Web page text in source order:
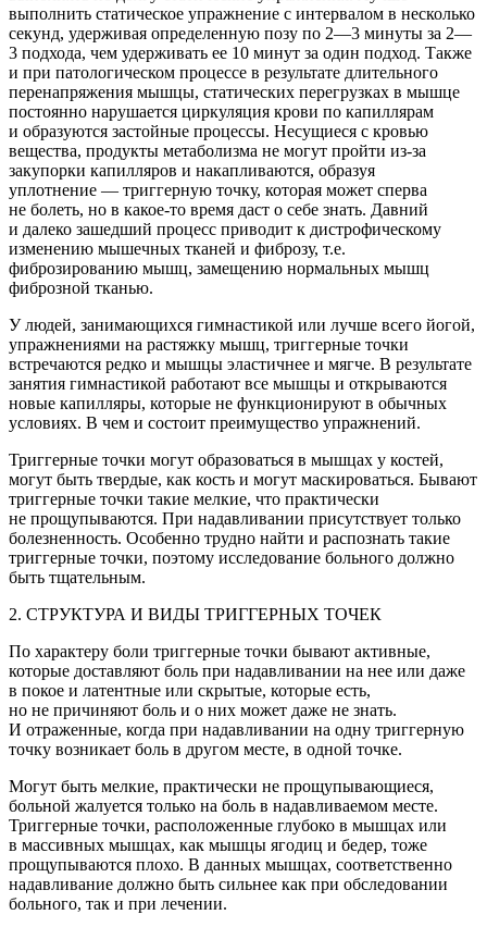
выполнить статическое упражнение с интервалом в несколько
секунд, удерживая определенную позу по 2—3 минуты за 2—
3 подхода, чем удерживать ее 10 минут за один подход. Также
и при патологическом процессе в результате длительного
перенапряжения мышцы, статических перегрузках в мышце
постоянно нарушается циркуляция крови по капиллярам
и образуются застойные процессы. Несущиеся с кровью
вещества, продукты метаболизма не могут пройти из-за
закупорки капилляров и накапливаются, образуя
уплотнение — триггерную точку, которая может сперва
не болеть, но в какое-то время даст о себе знать. Давний
и далеко зашедший процесс приводит к дистрофическому
изменению мышечных тканей и фиброзу, т.е.
фиброзированию мышц, замещению нормальных мышц
фиброзной тканью.
У людей, занимающихся гимнастикой или лучше всего йогой,
упражнениями на растяжку мышц, триггерные точки
встречаются редко и мышцы эластичнее и мягче. В результате
занятия гимнастикой работают все мышцы и открываются
новые капилляры, которые не функционируют в обычных
условиях. В чем и состоит преимущество упражнений.
Триггерные точки могут образоваться в мышцах у костей,
могут быть твердые, как кость и могут маскироваться. Бывают
триггерные точки такие мелкие, что практически
не прощупываются. При надавливании присутствует только
болезненность. Особенно трудно найти и распознать такие
триггерные точки, поэтому исследование больного должно
быть тщательным.
2. СТРУКТУРА И ВИДЫ ТРИГГЕРНЫХ ТОЧЕК
По характеру боли триггерные точки бывают активные,
которые доставляют боль при надавливании на нее или даже
в покое и латентные или скрытые, которые есть,
но не причиняют боль и о них может даже не знать.
И отраженные, когда при надавливании на одну триггерную
точку возникает боль в другом месте, в одной точке.
Могут быть мелкие, практически не прощупывающиеся,
больной жалуется только на боль в надавливаемом месте.
Триггерные точки, расположенные глубоко в мышцах или
в массивных мышцах, как мышцы ягодиц и бедер, тоже
прощупываются плохо. В данных мышцах, соответственно
надавливание должно быть сильнее как при обследовании
больного, так и при лечении.